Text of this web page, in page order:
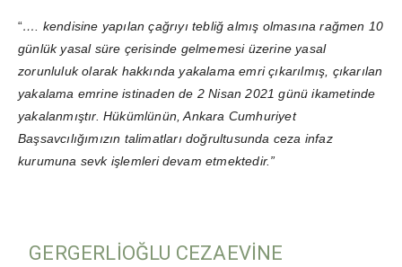
“…. kendisine yapılan çağrıyı tebliğ almış olmasına rağmen 10
günlük yasal süre çerisinde gelmemesi üzerine yasal
zorunluluk olarak hakkında yakalama emri çıkarılmış, çıkarılan
yakalama emrine istinaden de 2 Nisan 2021 günü ikametinde
yakalanmıştır. Hükümlünün, Ankara Cumhuriyet
Başsavcılığımızın talimatları doğrultusunda ceza infaz
kurumuna sevk işlemleri devam etmektedir.”
GERGERLIOĞLU CEZAEVINE